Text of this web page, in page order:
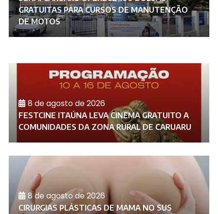
GRATUITAS PARA CURSOS DE MANUTENÇÃO
DE MOTOS
8 de agosto de 2026
FESTCINE ITAÚNA LEVA CINEMA GRATUITO A
COMUNIDADES DA ZONA RURAL DE CARUARU
8 de agosto de 2026
CIRURGIAS PLÁSTICAS DE MAMA NO SUS